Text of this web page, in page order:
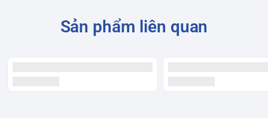
Sản phẩm liên quan